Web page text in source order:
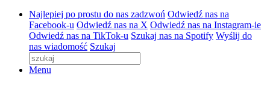
Najlepiej po prostu do nas zadzwoń Odwiedź nas na
Facebook-u Odwiedź nas na X Odwiedź nas na Instagram-ie
Odwiedź nas na TikTok-u Szukaj nas na Spotify Wyślij do
nas wiadomość Szukaj
Menu